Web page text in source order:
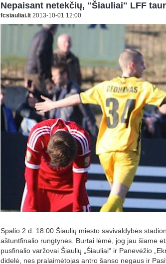
Nepaisant netekčių, "Šiauliai" LFF
fcsiauliai.lt 2013-10-01 12:00
Spalio 2 d. 18:00 Šiaulių miesto savivaldybės
aštuntfinalio rungtynės. Burtai lėmė, jog jau šiame
pusfinalio varžovai Šiaulių „Šiauliai“ ir Panevėžio
didelė, nes pralaimėtojas antro šanso negaus ir